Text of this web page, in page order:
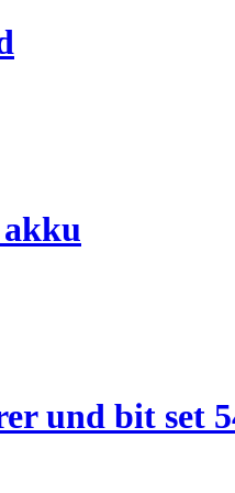
akku
und bit set